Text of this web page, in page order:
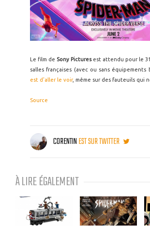
Le film de Sony Picturesest attendu pour le 31
salles françaises (avec ou sans équipements
est d'aller le voir, même sur des fauteuils qui
Source
CORENTINEST SUR TWITTER
À LIRE ÉGALEMENT